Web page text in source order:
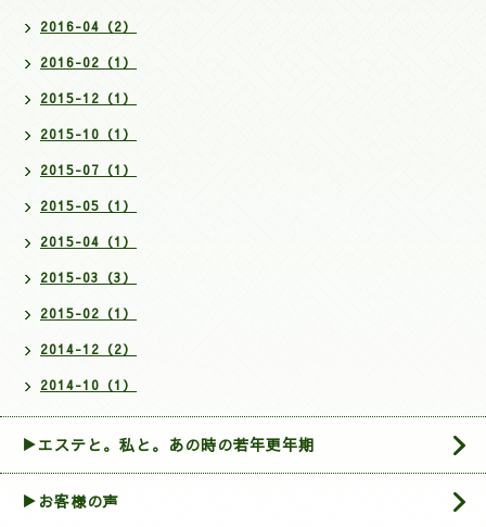
2016-04（2）
2016-02（1）
2015-12（1）
2015-10（1）
2015-07（1）
2015-05（1）
2015-04（1）
2015-03（3）
2015-02（1）
2014-12（2）
2014-10（1）
▶エステと。私と。あの時の若年更年期
▶お客様の声